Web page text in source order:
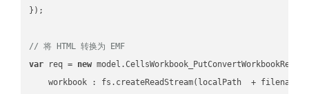
});
// 将 HTML 转换为 EMF
var req = new
workbook : fs.createReadStream(localPath  + filename